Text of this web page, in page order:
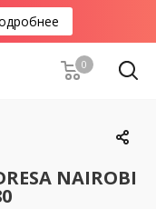
0
NAIROBI